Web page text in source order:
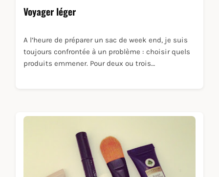
Voyager léger
A l’heure de préparer un sac de week end, je suis
toujours confrontée à un problème : choisir quels
produits emmener. Pour deux ou trois…